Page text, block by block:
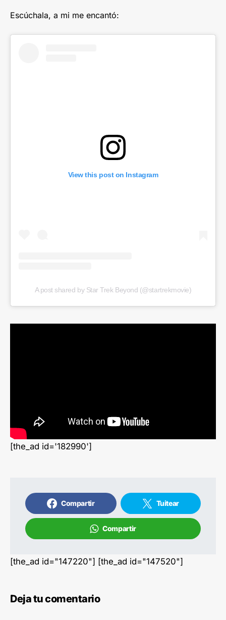
Escúchala, a mi me encantó:
View this post on Instagram
A post shared by Star Trek Beyond (@startrekmovie)
[the_ad id='182990']
Compartir Tuitear
Compartir
[the_ad id="147220"] [the_ad id="147520"]
Deja tu comentario